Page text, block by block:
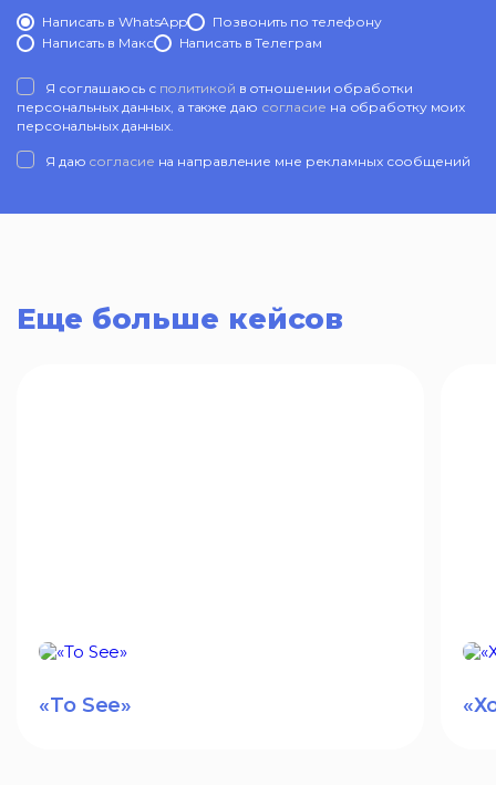
Написать в WhatsApp
Позвонить по телефону
Написать в Mакс
Написать в Телеграм
Я соглашаюсь с политикой в отношении обработки
персональных данных, а также даю согласие на обработку моих
персональных данных.
Я даю согласие на направление мне рекламных сообщений
Еще больше кейсов
«To See»